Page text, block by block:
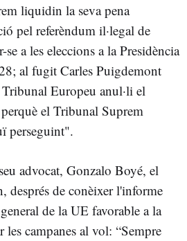
liquidin la seva pena
pel referèndum il·legal de
a les eleccions a la Presidència
al fugit Carles Puigdemont
Europeu anul·li el
el Tribunal Suprem
perseguint".
advocat, Gonzalo Boyé, el
després de conèixer l'informe
de la UE favorable a la
campanes al vol: “Sempre